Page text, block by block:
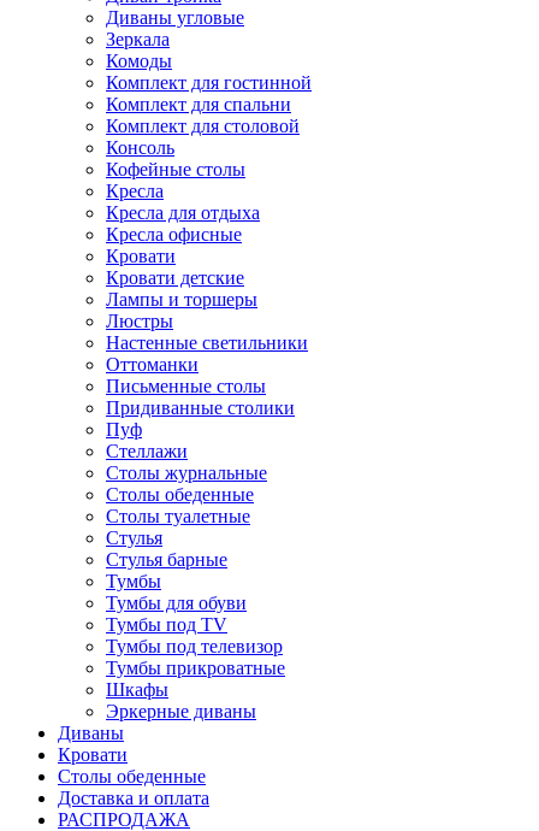
Диваны угловые
Зеркала
Комоды
Комплект для гостинной
Комплект для спальни
Комплект для столовой
Консоль
Кофейные столы
Кресла
Кресла для отдыха
Кресла офисные
Кровати
Кровати детские
Лампы и торшеры
Люстры
Настенные светильники
Оттоманки
Письменные столы
Придиванные столики
Пуф
Стеллажи
Столы журнальные
Столы обеденные
Столы туалетные
Стулья
Стулья барные
Тумбы
Тумбы для обуви
Тумбы под TV
Тумбы под телевизор
Тумбы прикроватные
Шкафы
Эркерные диваны
Диваны
Кровати
Столы обеденные
Доставка и оплата
РАСПРОДАЖА